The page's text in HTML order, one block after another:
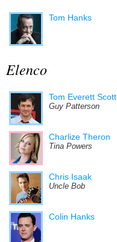
Tom Hanks
Elenco
Tom Everett Scott
Guy Patterson
Charlize Theron
Tina Powers
Chris Isaak
Uncle Bob
Colin Hanks